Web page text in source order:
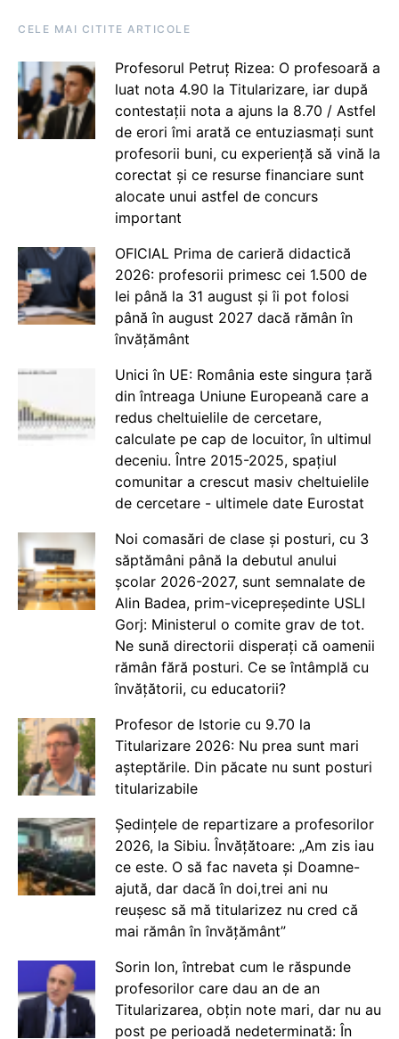
CELE MAI CITITE ARTICOLE
Profesorul Petruț Rizea: O profesoară a
luat nota 4.90 la Titularizare, iar după
contestații nota a ajuns la 8.70 / Astfel
de erori îmi arată ce entuziasmați sunt
profesorii buni, cu experiență să vină la
corectat și ce resurse financiare sunt
alocate unui astfel de concurs
important
OFICIAL Prima de carieră didactică
2026: profesorii primesc cei 1.500 de
lei până la 31 august și îi pot folosi
până în august 2027 dacă rămân în
învățământ
Unici în UE: România este singura țară
din întreaga Uniune Europeană care a
redus cheltuielile de cercetare,
calculate pe cap de locuitor, în ultimul
deceniu. Între 2015-2025, spațiul
comunitar a crescut masiv cheltuielile
de cercetare - ultimele date Eurostat
Noi comasări de clase și posturi, cu 3
săptămâni până la debutul anului
școlar 2026-2027, sunt semnalate de
Alin Badea, prim-vicepreședinte USLI
Gorj: Ministerul o comite grav de tot.
Ne sună directorii disperați că oamenii
rămân fără posturi. Ce se întâmplă cu
învățătorii, cu educatorii?
Profesor de Istorie cu 9.70 la
Titularizare 2026: Nu prea sunt mari
așteptările. Din păcate nu sunt posturi
titularizabile
Ședințele de repartizare a profesorilor
2026, la Sibiu. Învățătoare: „Am zis iau
ce este. O să fac naveta și Doamne-
ajută, dar dacă în doi,trei ani nu
reușesc să mă titularizez nu cred că
mai rămân în învățământ”
Sorin Ion, întrebat cum le răspunde
profesorilor care dau an de an
Titularizarea, obțin note mari, dar nu au
post pe perioadă nedeterminată: În